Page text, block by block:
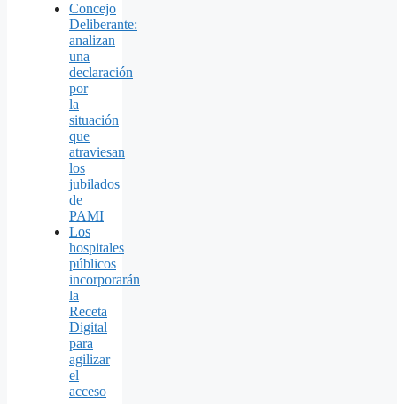
Concejo
Deliberante:
analizan
una
declaración
por
la
situación
que
atraviesan
los
jubilados
de
PAMI
Los
hospitales
públicos
incorporarán
la
Receta
Digital
para
agilizar
el
acceso